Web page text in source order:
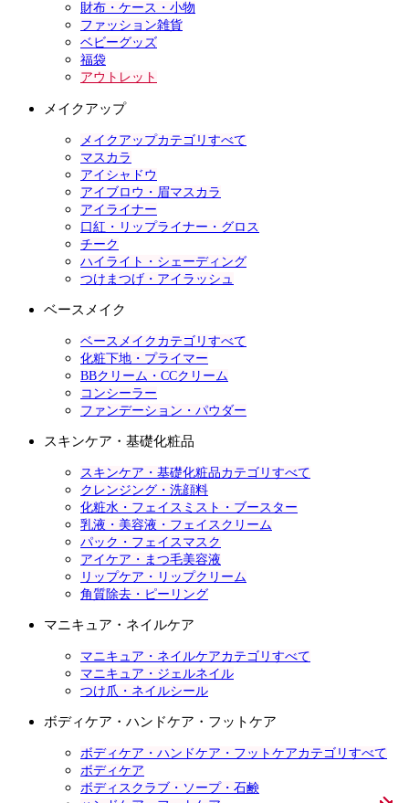
財布・ケース・小物
ファッション雑貨
ベビーグッズ
福袋
アウトレット
メイクアップ
メイクアップカテゴリすべて
マスカラ
アイシャドウ
アイブロウ・眉マスカラ
アイライナー
口紅・リップライナー・グロス
チーク
ハイライト・シェーディング
つけまつげ・アイラッシュ
ベースメイク
ベースメイクカテゴリすべて
化粧下地・プライマー
BBクリーム・CCクリーム
コンシーラー
ファンデーション・パウダー
スキンケア・基礎化粧品
スキンケア・基礎化粧品カテゴリすべて
クレンジング・洗顔料
化粧水・フェイスミスト・ブースター
乳液・美容液・フェイスクリーム
パック・フェイスマスク
アイケア・まつ毛美容液
リップケア・リップクリーム
角質除去・ピーリング
マニキュア・ネイルケア
マニキュア・ネイルケアカテゴリすべて
マニキュア・ジェルネイル
つけ爪・ネイルシール
ボディケア・ハンドケア・フットケア
ボディケア・ハンドケア・フットケアカテゴリすべて
ボディケア
ボディスクラブ・ソープ・石鹸